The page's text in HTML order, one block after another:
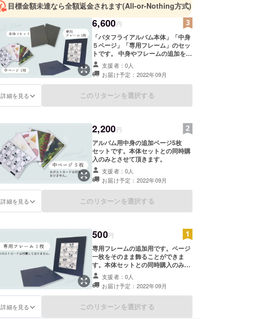
目標金額未達なら全額返金されます(All-or-Nothing方式)
6,600円
「バタフライアルバム本体」「中身
５ページ」「専用フレーム」のセッ
トです。 中身やフレームの追加をご
希望の場合、下のプランを一緒に選
択してください。
支援者：0人
お届け予定：2022年09月
詳細を見る このリターンを選択する
2,200円
アルバム用中身の追加ページ5枚
セットです。本体セットとの同時購
入のみとさせて頂きます。
支援者：0人
お届け予定：2022年09月
詳細を見る このリターンを選択する
500円
専用フレームの追加用です。ページ
一枚をそのまま飾ることができま
す。本体セットとの同時購入のみと
させて頂きます。
支援者：0人
お届け予定：2022年09月
詳細を見る このリターンを選択する